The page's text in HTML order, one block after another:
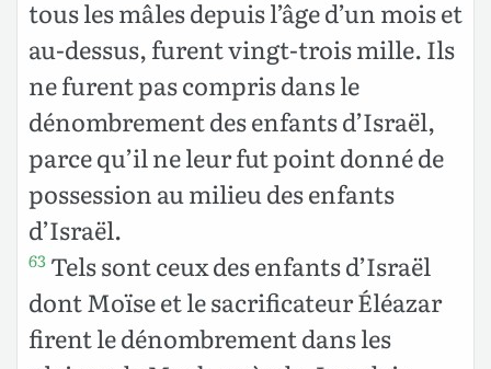
tous les mâles depuis l’âge d’un mois et
au-dessus, furent vingt-trois mille. Ils
ne furent pas compris dans le
dénombrement des enfants d’Israël,
parce qu’il ne leur fut point donné de
possession au milieu des enfants
d’Israël.
63 Tels sont ceux des enfants d’Israël
dont Moïse et le sacrificateur Éléazar
firent le dénombrement dans les